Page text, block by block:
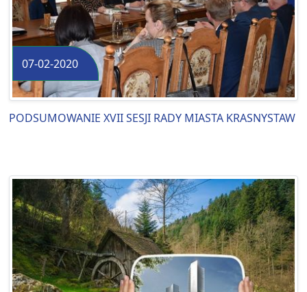
07-02-2020
PODSUMOWANIE XVII SESJI RADY MIASTA KRASNYSTAW